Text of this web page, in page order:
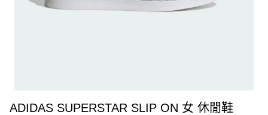
ADIDAS SUPERSTAR SLIP ON 女 休閒鞋